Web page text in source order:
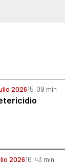
202615:09 min
202616:43 min